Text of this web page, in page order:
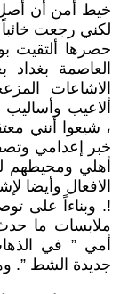
خيط أمن أن أصل
لكني رجعت
حصرها ألتقيت
العاصمة
الاشاعات
ألاعيب
، شيعوا أنني
خبر إعدامي
أهلي ومحيطهم
الافعال وأيضا
!. وبناءاً على
ملابسات ما
أمي ” في
جديدة الشط ”.